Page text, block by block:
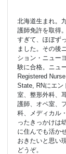
北海道生まれ。
護師免許を取得
すぎて、ほぼず
ました。その後
ション・ニュー
験に合格。ニュ
Registered
State, RNにエン
室、整形外科、
護師、オペ室、
科、メディカル
ったきっかけは
に住んでも活か
おきたいと思い
どうぞ。